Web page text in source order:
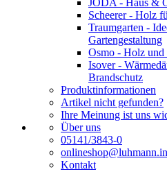
JODA - Haus &
Scheerer - Holz
Traumgarten -
Gartengestaltung
Osmo - Holz
Isover -
Brandschutz
Produktinformationen
Artikel nicht gefunden?
Ihre Meinung ist uns
Über uns
05141/3843-0
Kontakt